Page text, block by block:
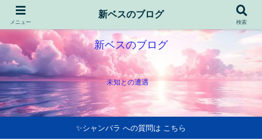
新ベスのブログ
未知との遭遇
✨シャンバラ への質問は こちら
メニュー
新ベスのブログ
検索